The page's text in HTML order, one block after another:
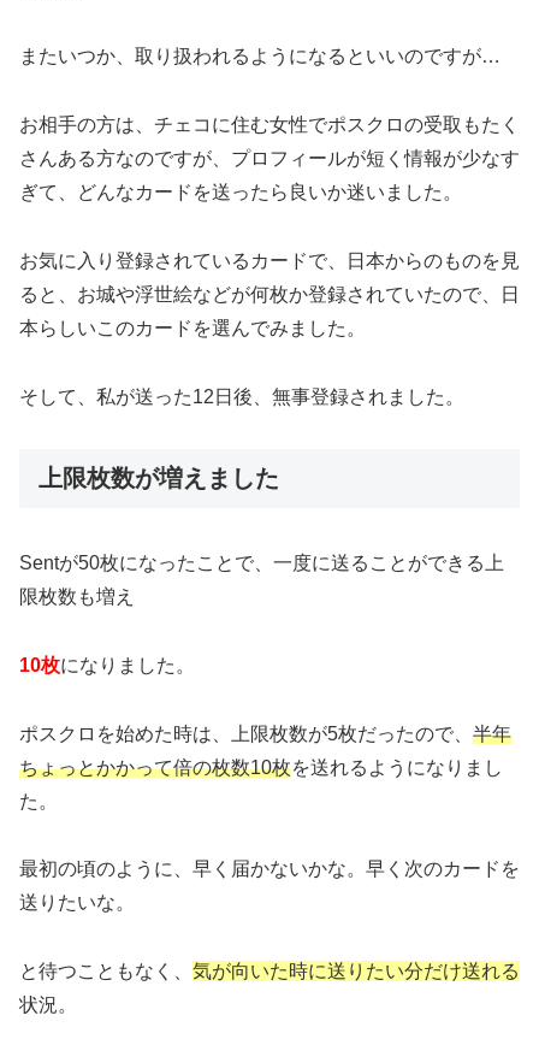
またいつか、取り扱われるようになるといいのですが…
お相手の方は、チェコに住む女性でポスクロの受取もたく
さんある方なのですが、プロフィールが短く情報が少なす
ぎて、どんなカードを送ったら良いか迷いました。
お気に入り登録されているカードで、日本からのものを見
ると、お城や浮世絵などが何枚か登録されていたので、日
本らしいこのカードを選んでみました。
そして、私が送った12日後、無事登録されました。
上限枚数が増えました
Sentが50枚になったことで、一度に送ることができる上
限枚数も増え
10枚になりました。
ポスクロを始めた時は、上限枚数が5枚だったので、 半年
ちょっとかかって倍の枚数10枚を送れるようになりまし
た。
最初の頃のように、早く届かないかな。早く次のカードを
送りたいな。
と待つこともなく、 気が向いた時に送りたい分だけ送れる
状況。